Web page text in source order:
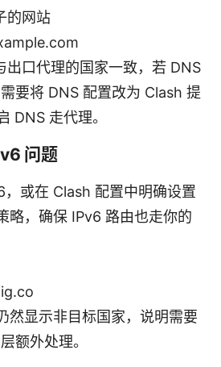
的网站
出口代理的国家一致，若 DNS
要将 DNS 配置改为 Clash 提
DNS 走代理。
问题
，或在 Clash 配置中明确设置
略，确保 IPv6 路由也走你的
然显示非目标国家，说明需要
额外处理。